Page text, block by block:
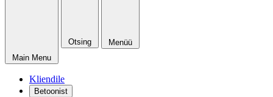
Main Menu
Otsing Menüü
Kliendile
Betoonist